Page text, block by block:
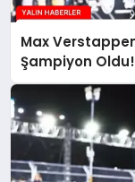
Max
Şampiyon Oldu!